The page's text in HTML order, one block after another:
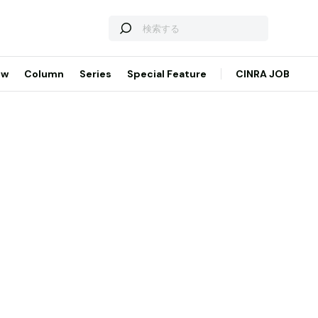
Column Series Special Feature CINRA JOB